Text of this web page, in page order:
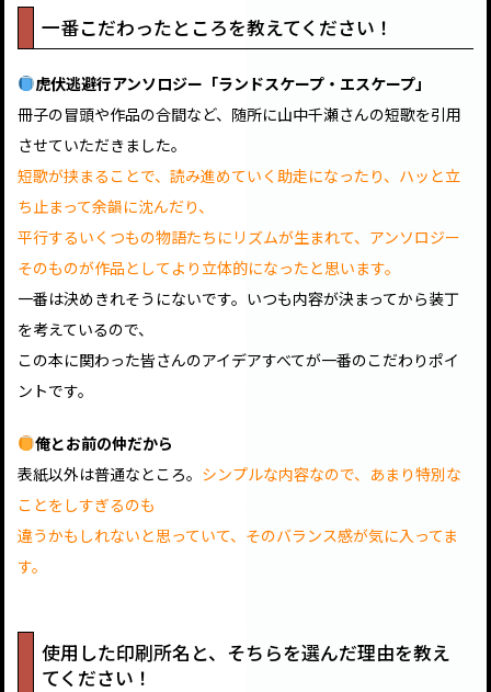
一番こだわったところを教えてください！
虎伏逃避行アンソロジー「ランドスケープ・エスケープ」
冊子の冒頭や作品の合間など、随所に山中千瀬さんの短歌を引用
させていただきました。
短歌が挟まることで、読み進めていく助走になったり、ハッと立
ち止まって余韻に沈んだり、
平行するいくつもの物語たちにリズムが生まれて、アンソロジー
そのものが作品としてより立体的になったと思います。
一番は決めきれそうにないです。いつも内容が決まってから装丁
を考えているので、
この本に関わった皆さんのアイデアすべてが一番のこだわりポイ
ントです。
俺とお前の仲だから
表紙以外は普通なところ。 シンプルな内容なので、あまり特別な
ことをしすぎるのも
違うかもしれないと思っていて、そのバランス感が気に入ってま
す。
使用した印刷所名と、そちらを選んだ理由を教え
てください！